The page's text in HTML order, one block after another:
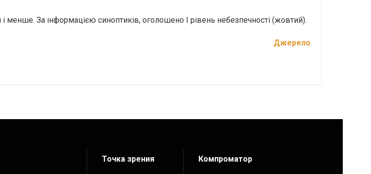
менше. За інформацією синоптиків, оголошено І рівень небезпечності (жовтий).
Джерело
Точка зрения Компроматор